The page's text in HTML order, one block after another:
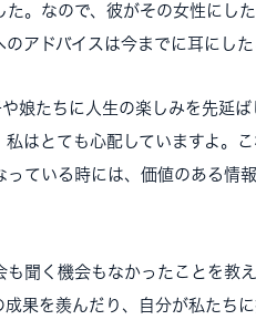
。なので、彼がその女性にし
アドバイスは今までに耳にし
娘たちに人生の楽しみを先延ば
はとても心配していますよ。
っている時には、価値のある情
も聞く機会もなかったことを教
成果を羨んだり、自分が私たち